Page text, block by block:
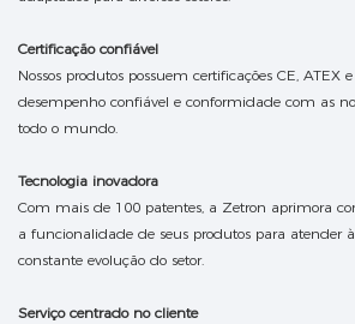
Certificação confiável
Nossos produtos possuem certificações CE, ATEX
desempenho confiável e conformidade com as
todo o mundo.
Tecnologia inovadora
Com mais de 100 patentes, a Zetron aprimora
a funcionalidade de seus produtos para atender
constante evolução do setor.
Serviço centrado no cliente